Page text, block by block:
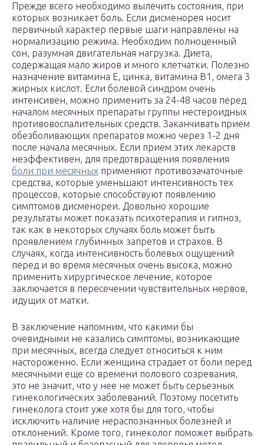
Прежде всего необходимо вылечить состояния, при
которых возникает боль. Если дисменорея носит
первичный характер первые шаги направлены на
нормализацию режима. Необходим полноценный
сон, разумная двигательная нагрузка. Диета,
содержащая мало жиров и много клетчатки. Полезно
назначение витамина Е, цинка, витамина В1, омега 3
жирных кислот. Если болевой синдром очень
интенсивен, можно применить за 24-48 часов перед
началом месячных препараты группы нестероидных
противовоспалительных средств. Заканчивать прием
обезболивающих препаратов можно через 1-2 дня
после начала месячных. Если прием этих лекарств
неэффективен, для предотвращения появления
боли при месячных применяют противозачаточные
средства, которые уменьшают интенсивность тех
процессов, которые способствуют появлению
симптомов дисменореи. Довольно хорошие
результаты может показать психотерапия и гипноз,
так как в некоторых случаях боль может быть
проявлением глубинных запретов и страхов. В
случаях, когда интенсивность болевых ощущений
перед и во время месячных очень высока, можно
применить хирургическое лечение, которое
заключается в пересечении чувствительных нервов,
идущих от матки.
В заключение напомним, что какими бы
очевидными не казались симптомы, возникающие
при месячных, всегда следует относиться к ним
настороженно. Если женщина страдает от боли перед
месячными еще со времени полового созревания,
это не значит, что у нее не может быть серьезных
гинекологических заболеваний. Поэтому посетить
гинеколога стоит уже хотя бы для того, чтобы
исключить наличие нераспознанных болезней и
отклонений. Кроме того, гинеколог поможет выбрать